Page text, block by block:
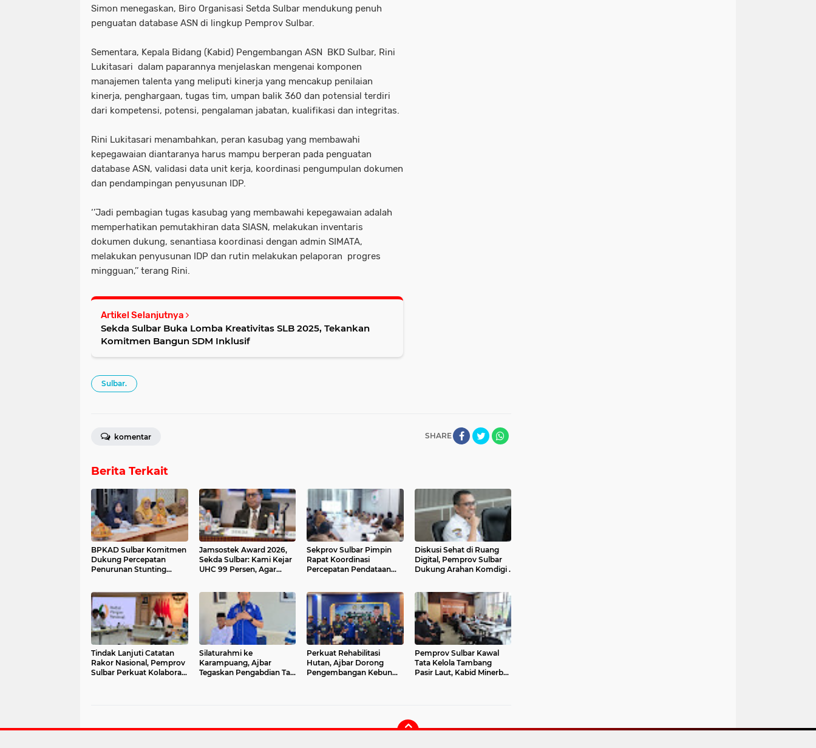
Simon menegaskan, Biro Organisasi Setda Sulbar mendukung penuh
penguatan database ASN di lingkup Pemprov Sulbar.
Sementara, Kepala Bidang (Kabid) Pengembangan ASN BKD Sulbar, Rini
Lukitasari dalam paparannya menjelaskan mengenai komponen
manajemen talenta yang meliputi kinerja yang mencakup penilaian
kinerja, penghargaan, tugas tim, umpan balik 360 dan potensial terdiri
dari kompetensi, potensi, pengalaman jabatan, kualifikasi dan integritas.
Rini Lukitasari menambahkan, peran kasubag yang membawahi
kepegawaian diantaranya harus mampu berperan pada penguatan
database ASN, validasi data unit kerja, koordinasi pengumpulan dokumen
dan pendampingan penyusunan IDP.
‘’Jadi pembagian tugas kasubag yang membawahi kepegawaian adalah
memperhatikan pemutakhiran data SIASN, melakukan inventaris
dokumen dukung, senantiasa koordinasi dengan admin SIMATA,
melakukan penyusunan IDP dan rutin melakukan pelaporan progres
mingguan,’’ terang Rini.
Artikel Selanjutnya
Sekda Sulbar Buka Lomba Kreativitas SLB 2025, Tekankan
Komitmen Bangun SDM Inklusif
Sulbar.
SHARE
komentar
Berita Terkait
BPKAD Sulbar Komitmen
Dukung Percepatan
Penurunan Stunting
Akuntabel
Jamsostek Award 2026,
Sekda Sulbar: Kami Kejar
UHC 99 Persen, Agar
Sekprov Sulbar Pimpin
Rapat Koordinasi
Percepatan Pendataan
Dilakukan
‎Diskusi Sehat di Ruang
Digital, Pemprov Sulbar
Dukung Arahan Komdigi .
Tindak Lanjuti Catatan
Rakor Nasional, Pemprov
Sulbar Perkuat Kolaborasi
Silaturahmi ke
Karampuang, Ajbar
Tegaskan Pengabdian Tak
Perkuat Rehabilitasi
Hutan, Ajbar Dorong
Pengembangan Kebun
Pemprov Sulbar Kawal
Tata Kelola Tambang
Pasir Laut, Kabid Minerba